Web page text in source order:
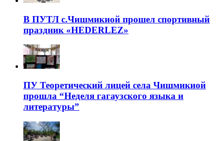
В ПУТЛ с.Чишмикиой прошел спортивный
праздник «HEDERLEZ»
ПУ Теоретический лицей села Чишмикиой
прошла “Неделя гагаузского языка и
литературы”